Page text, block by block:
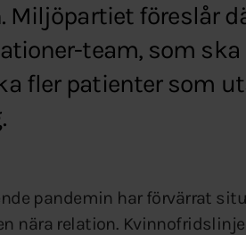
Miljöpartiet föreslår
team, som
fler patienter som
pandemin har förvärrat
nära relation.